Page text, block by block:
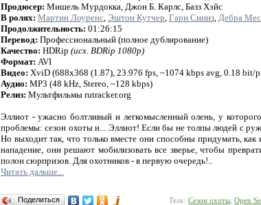
Продюсер: Мишель Мурдокка, Джон Б. Карлс, Базз Хэйс
В ролях: Мартин Лоуренс Эштон Кутчер Гари Синиз Дебра
Продолжительность: 01:26:15
Перевод: Профессиональный (полное дублирование)
Качество: HDRip (исх. BDRip 1080p)
Формат: AVI
Видео: XviD (688x368 (1.87), 23.976 fps, ~1074 kbps avg, 0.18 bit/
Аудио: MP3 (48 kHz, Stereo, ~128 kbps)
Релиз: Мультфильмы rutracker.org
Эллиот - ужасно болтливый и легкомысленный олень, у
проблемы: сезон охоты и... Эллиот! Если бы не толпы людей с
Но выходит так, что только вместе они способны придумать,
нападение, они решают мобилизовать все зверье, чтобы
полон сюрпризов. Для охотников - в первую очередь!..
Читать дальше...
Поделиться Теги: Сезон охоты Open